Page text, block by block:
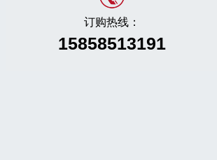
订购热线：
15858513191